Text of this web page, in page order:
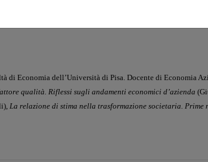
di Economia dell’Università di Pisa. Docente di Economia
qualità. Riflessi sugli andamenti economici d’azienda
La relazione di stima nella trasformazione societaria. Prime